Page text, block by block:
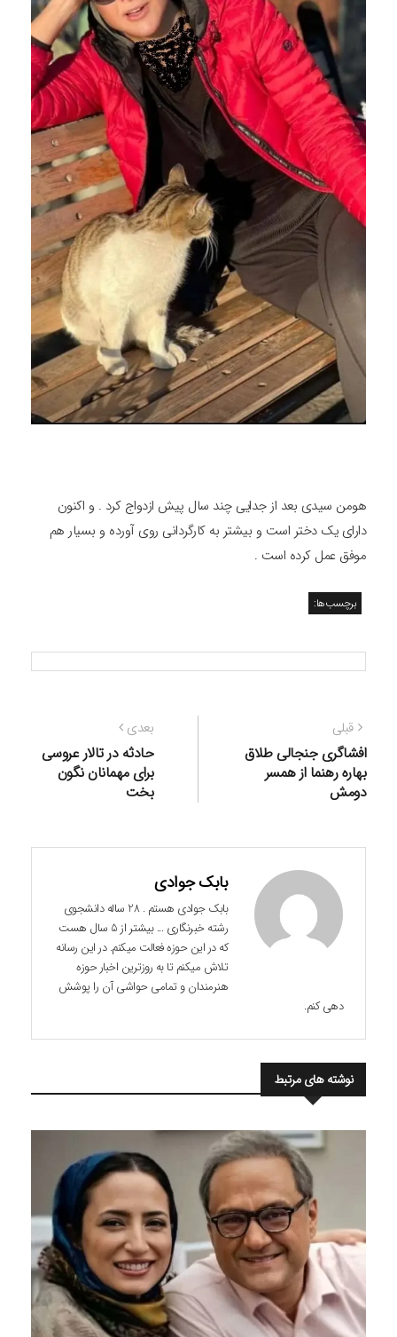
هومن سیدی بعد از جدایی چند سال پیش ازدواج کرد . و اکنون
دارای یک دختر است و بیشتر به کارگردانی روی آورده و بسیار هم
موفق عمل کرده است .
برچسب‌ها:
راهبری
نوشته
قبلی
قبلی:
افشاگری جنجالی طلاق
بهاره رهنما از همسر
دومش
بعدی
بعدی:
حادثه در تالار عروسی
برای مهمانان نگون
بخت
بابک جوادی
بابک جوادی هستم . 28 ساله دانشجوی
رشته خبرنگاری ... بیشتر از 5 سال هست
که در این حوزه فعالت میکنم. در این رسانه
تلاش میکنم تا به روزترین اخبار حوزه
هنرمندان و تمامی حواشی آن را پوشش
دهی کنم.
نوشته های مرتبط